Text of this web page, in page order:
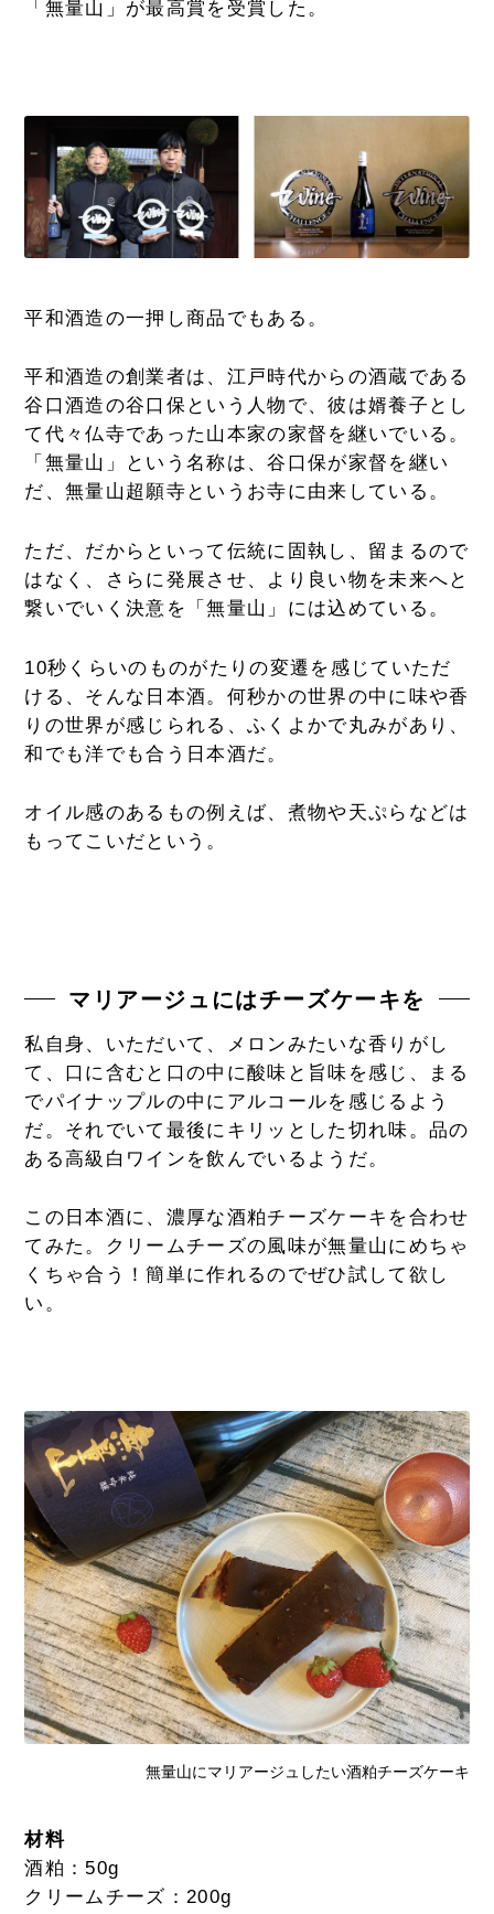
「無量山」が最高賞を受賞した。
平和酒造の一押し商品でもある。
平和酒造の創業者は、江戸時代からの酒蔵である
谷口酒造の谷口保という人物で、彼は婿養子とし
て代々仏寺であった山本家の家督を継いでいる。
「無量山」という名称は、谷口保が家督を継い
だ、無量山超願寺というお寺に由来している。
ただ、だからといって伝統に固執し、留まるので
はなく、さらに発展させ、より良い物を未来へと
繋いでいく決意を「無量山」には込めている。
10秒くらいのものがたりの変遷を感じていただ
ける、そんな日本酒。何秒かの世界の中に味や香
りの世界が感じられる、ふくよかで丸みがあり、
和でも洋でも合う日本酒だ。
オイル感のあるもの例えば、煮物や天ぷらなどは
もってこいだという。
マリアージュにはチーズケーキを
私自身、いただいて、メロンみたいな香りがし
て、口に含むと口の中に酸味と旨味を感じ、まる
でパイナップルの中にアルコールを感じるよう
だ。それでいて最後にキリッとした切れ味。品の
ある高級白ワインを飲んでいるようだ。
この日本酒に、濃厚な酒粕チーズケーキを合わせ
てみた。クリームチーズの風味が無量山にめちゃ
くちゃ合う！簡単に作れるのでぜひ試して欲し
い。
無量山にマリアージュしたい酒粕チーズケーキ
材料
酒粕：50g
クリームチーズ：200g